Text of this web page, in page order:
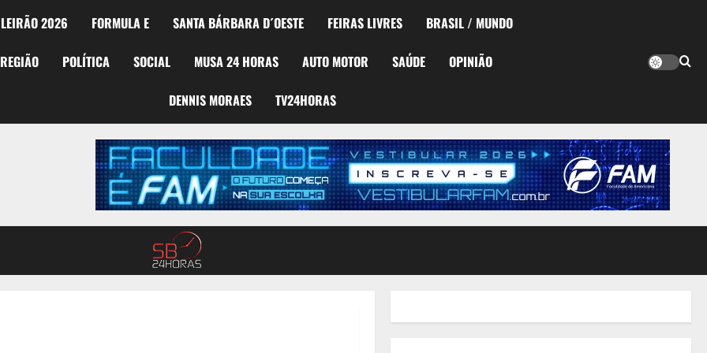
2026 FORMULA E SANTA BÁRBARA D´OESTE FEIRAS LIVRES BRASIL / MUNDO
REGIÃO POLÍTICA SOCIAL MUSA 24 HORAS AUTO MOTOR SAÚDE OPINIÃO
DENNIS MORAES TV24HORAS